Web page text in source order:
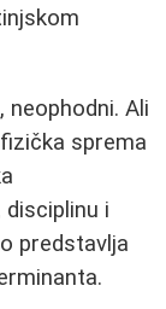
neophodni. Ali
sprema
i
predstavlja